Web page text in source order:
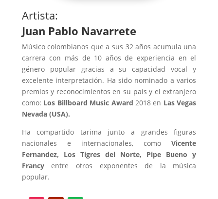
Artista:
Juan Pablo Navarrete
Músico colombianos que a sus 32 años acumula una
carrera con más de 10 años de experiencia en el
género popular gracias a su capacidad vocal y
excelente interpretación. Ha sido nominado a varios
premios y reconocimientos en su país y el extranjero
como: Los Billboard Music Award 2018 en Las Vegas
Nevada (USA).
Ha compartido tarima junto a grandes figuras
nacionales e internacionales, comoVicente
Fernandez, Los Tigres del Norte, Pipe Bueno y
Francyentre otros exponentes de la música
popular.